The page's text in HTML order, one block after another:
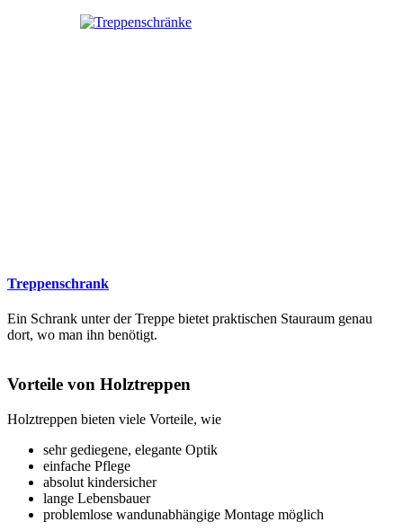
Treppenschrank
Ein Schrank unter der Treppe bietet praktischen Stauraum genau
dort, wo man ihn benötigt.
Vorteile von Holztreppen
Holztreppen bieten viele Vorteile, wie
sehr gediegene, elegante Optik
einfache Pflege
absolut kindersicher
lange Lebensbauer
problemlose wandunabhängige Montage möglich